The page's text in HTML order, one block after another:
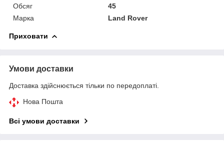
Обсяг
45
Марка
Land Rover
Приховати
Умови доставки
Доставка здійснюється тільки по передоплаті.
Нова Пошта
Всі умови доставки